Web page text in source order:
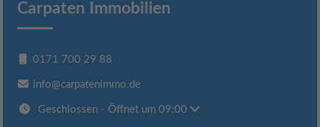
Carpaten Immobilien
0171 700 29 88
info@carpatenimmo.de
Geschlossen - Öffnet um 09:00